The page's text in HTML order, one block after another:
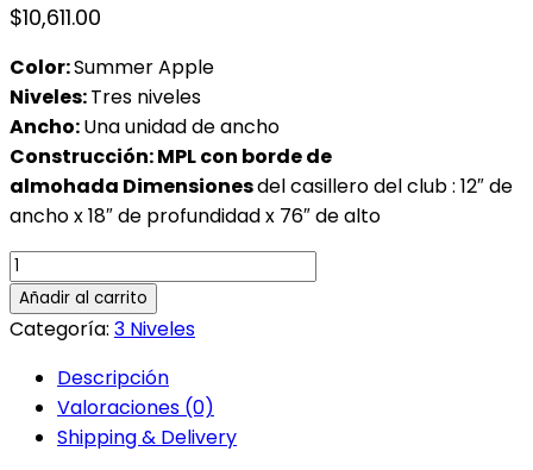
$10,611.00
Color:Summer Apple
Niveles:Tres niveles
Ancho:Una unidad de ancho
Construcción: MPL con borde de
almohada Dimensionesdel casillero del club : 12″ de
ancho x 18″ de profundidad x 76″ de alto
Locker
Borde
Summer
cantidad
Añadir al carrito
Categoría: 3 Niveles
Descripción
Valoraciones (0)
Shipping & Delivery